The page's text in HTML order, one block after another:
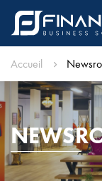
Accueil